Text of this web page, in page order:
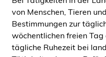
von Menschen, Tieren
Bestimmungen zur
wöchentlichen freien
tägliche Ruhezeit bei